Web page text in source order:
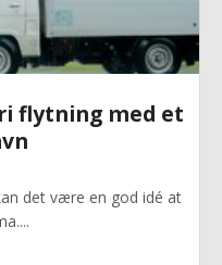
flytning med et
det være en god idé at